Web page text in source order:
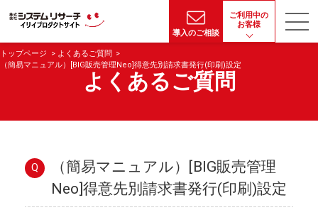
導入のご相談
ご利用中の
お客様
トップページ
よくあるご質問
（簡易マニュアル）[BIG販売管理Neo]得意先別請求書発行(印刷)設定
よくあるご質問
Q
（簡易マニュアル）[BIG販売管理
Neo]得意先別請求書発行(印刷)設定